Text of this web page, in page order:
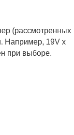
(рассмотренных
Например, 19V x
при выборе.